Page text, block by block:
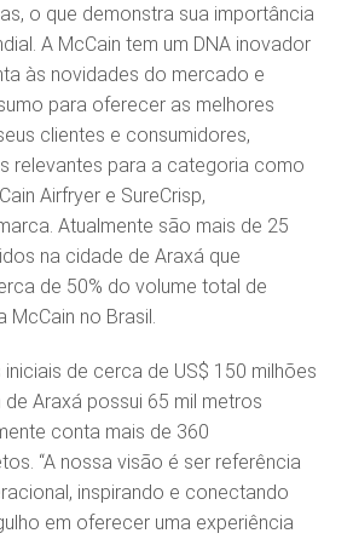
o que demonstra sua importância
A McCain tem um DNA inovador
às novidades do mercado e
para oferecer as melhores
clientes e consumidores,
relevantes para a categoria como
Airfryer e SureCrisp,
Atualmente são mais de 25
na cidade de Araxá que
de 50% do volume total de
no Brasil.
de cerca de US$ 150 milhões
de Araxá possui 65 mil metros
conta mais de 360
“A nossa visão é ser referência
inspirando e conectando
em oferecer uma experiência